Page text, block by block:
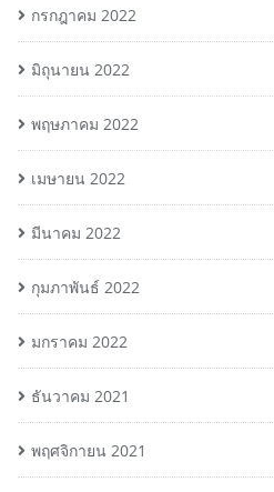
กรกฎาคม 2022
มิถุนายน 2022
พฤษภาคม 2022
เมษายน 2022
มีนาคม 2022
กุมภาพันธ์ 2022
มกราคม 2022
ธันวาคม 2021
พฤศจิกายน 2021